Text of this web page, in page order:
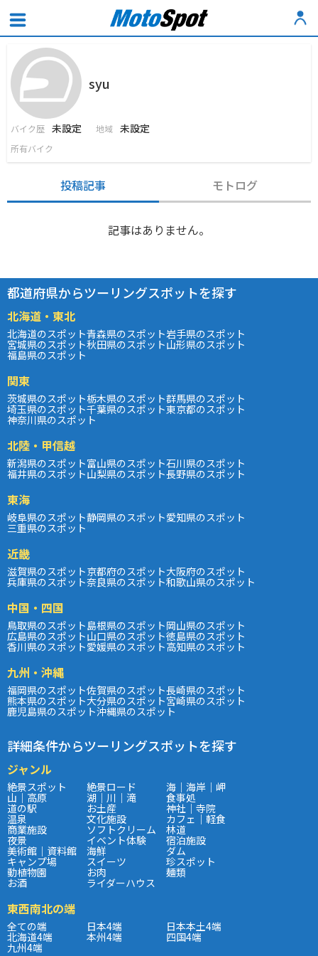
syu
バイク歴 未設定 地域 未設定
所有バイク
投稿記事 モトログ
記事はありません。
都道府県からツーリングスポットを探す
北海道・東北
北海道のスポット青森県のスポット岩手県のスポット
宮城県のスポット秋田県のスポット山形県のスポット
福島県のスポット
関東
茨城県のスポット栃木県のスポット群馬県のスポット
埼玉県のスポット千葉県のスポット東京都のスポット
神奈川県のスポット
北陸・甲信越
新潟県のスポット富山県のスポット石川県のスポット
福井県のスポット山梨県のスポット長野県のスポット
東海
岐阜県のスポット静岡県のスポット愛知県のスポット
三重県のスポット
近畿
滋賀県のスポット京都府のスポット大阪府のスポット
兵庫県のスポット奈良県のスポット和歌山県のスポット
中国・四国
鳥取県のスポット島根県のスポット岡山県のスポット
広島県のスポット山口県のスポット徳島県のスポット
香川県のスポット愛媛県のスポット高知県のスポット
九州・沖縄
福岡県のスポット佐賀県のスポット長崎県のスポット
熊本県のスポット大分県のスポット宮崎県のスポット
鹿児島県のスポット沖縄県のスポット
詳細条件からツーリングスポットを探す
ジャンル
絶景スポット 絶景ロード 海｜海岸｜岬
山｜高原 湖｜川｜滝 食事処
道の駅 お土産 神社｜寺院
温泉 文化施設 カフェ｜軽食
商業施設 ソフトクリーム 林道
夜景 イベント体験 宿泊施設
美術館｜資料館 海鮮 ダム
キャンプ場 スイーツ 珍スポット
動植物園 お肉 麺類
お酒 ライダーハウス
東西南北の端
全ての端 日本4端 日本本土4端
北海道4端 本州4端 四国4端
九州4端